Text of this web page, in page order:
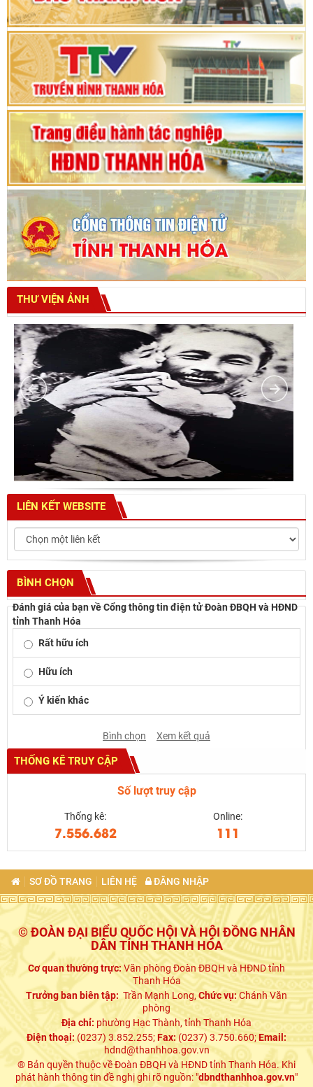
Phiên thảo luận Kỳ họp thứ 24, HĐND tỉnh
Thanh Hóa khóa XVIII, nhiệm kỳ 2021 - 2026
Bế mạc Kỳ họp thứ hai bốn, Hội đồng nhân dân
tỉnh khoá XVIII
THƯ VIỆN ẢNH
LIÊN KẾT WEBSITE
BÌNH CHỌN
Đánh giá của bạn về Cổng thông tin điện tử Đoàn ĐBQH và HĐND
tỉnh Thanh Hóa
Rất hữu ích
Hữu ích
Ý kiến khác
Bình chọn Xem kết quả
THỐNG KÊ TRUY CẬP
Số lượt truy cập
Thống kê:
7.556.682
Online:
111
SƠ ĐỒ TRANG LIÊN HỆ ĐĂNG NHẬP
© ĐOÀN ĐẠI BIỂU QUỐC HỘI VÀ HỘI ĐỒNG NHÂN
DÂN TỈNH THANH HÓA
Cơ quan thường trực:Văn phòng Đoàn ĐBQH và HĐND tỉnh
Thanh Hóa
Trưởng ban biên tập: Trần Mạnh Long,Chức vụ:Chánh Văn
phòng
Địa chỉ: phường Hạc Thành, tỉnh Thanh Hóa
Điện thoại: (0237) 3.852.255;Fax:(0237) 3.750.660;Email:
hdnd@thanhhoa.gov.vn
® Bản quyền thuộc về Đoàn ĐBQH và HĐND tỉnh Thanh Hóa. Khi
phát hành thông tin đề nghị ghi rõ nguồn: "dbndthanhhoa.gov.vn"